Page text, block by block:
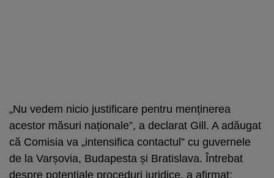
„Nu vedem nicio justificare pentru menținerea
acestor măsuri naționale”, a declarat Gill. A adăugat
că Comisia va „intensifica contactul” cu guvernele
de la Varșovia, Budapesta și Bratislava. Întrebat
despre potențiale proceduri juridice, a afirmat: